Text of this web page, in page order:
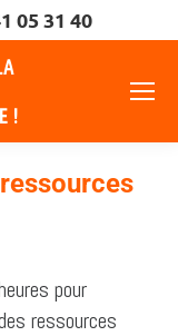
05 31 40
!
pour
ressources